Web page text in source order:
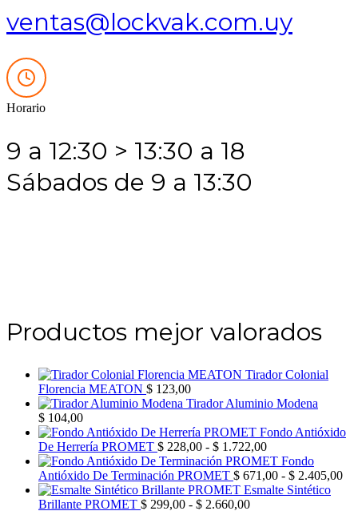
ventas@lockvak.com.uy
Horario
9 a 12:30 > 13:30 a 18
Sábados de 9 a 13:30
Productos mejor valorados
Tirador Colonial
Florencia MEATON $ 123,00
Tirador Aluminio Modena
$ 104,00
Fondo Antióxido
De Herrería PROMET $ 228,00 - $ 1.722,00Rango
de
precios:
desde
Fondo
Antióxido De Terminación PROMET $ 671,00 - $ 2.405,00
Esmalte Sintético
Brillante PROMET $ 299,00 - $ 2.660,00Rango